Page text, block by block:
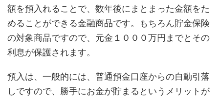
額を預入れることで、数年後にまとまった金額をた
めることができる金融商品です。もちろん貯金保険
の対象商品ですので、元金１０００万円までとその
利息が保護されます。
預入は、一般的には、普通預金口座からの自動引落
しですので、勝手にお金が貯まるというメリットが